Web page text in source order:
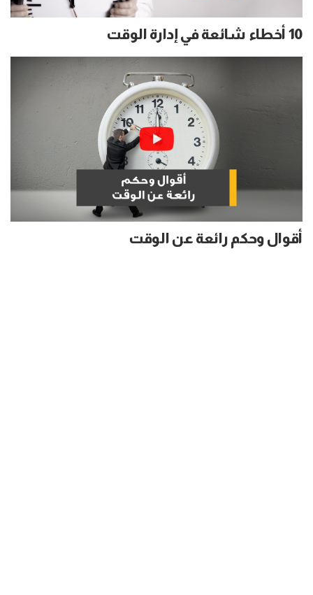
10 أخطاء شائعة في إدارة الوقت
أقوال وحكم رائعة عن الوقت